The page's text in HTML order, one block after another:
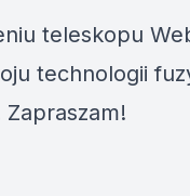
teleskopu
technologii